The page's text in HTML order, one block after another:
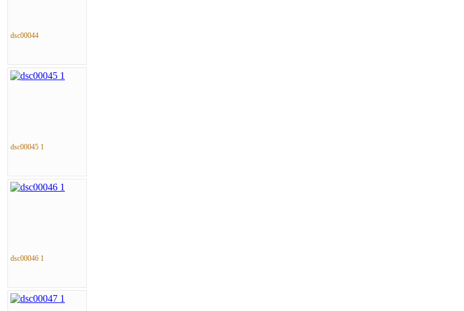
dsc00044
dsc00045 1
dsc00046 1